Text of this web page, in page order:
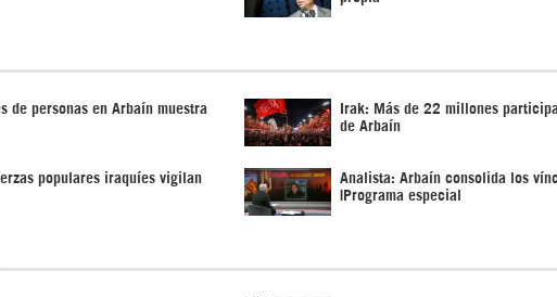
de personas en Arbaín muestra Irak: Más de 22 millones
de Arbaín
populares iraquíes vigilan Analista: Arbaín consolida los
|Programa especial